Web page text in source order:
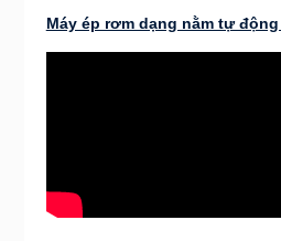
Máy ép rơm dạng nằm tự động